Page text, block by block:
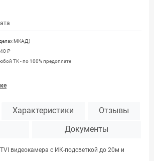
МКАД)
₽
TK - по 100% предоплате
Характеристики Отзывы
Документы
видеокамера с ИК-подсветкой до 20м и